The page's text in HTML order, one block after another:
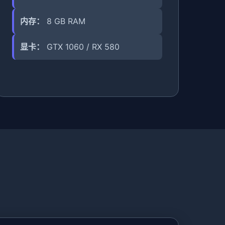
内存： 8 GB RAM
显卡： GTX 1060 / RX 580